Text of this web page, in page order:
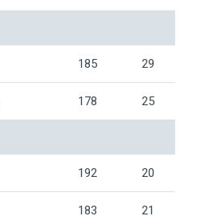
185 29
178 25
192 20
183 21